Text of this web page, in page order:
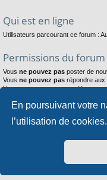
En poursuivant votre
l’utilisation de cookies.
Qui est en ligne
Utilisateurs parcourant ce forum :
Permissions du forum
Vous ne pouvez pas poster de
Vous ne pouvez pas répondre aux
Vousne pouvez pasmodifier vos
Vousne pouvez pasjoindre des
Accueil Index du forum
Développé par